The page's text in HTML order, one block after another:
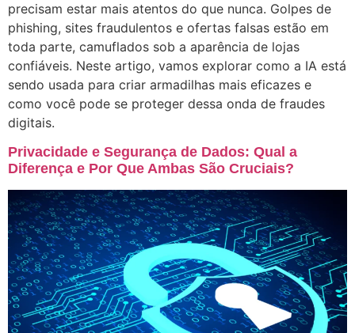
precisam estar mais atentos do que nunca. Golpes de
phishing, sites fraudulentos e ofertas falsas estão em
toda parte, camuflados sob a aparência de lojas
confiáveis. Neste artigo, vamos explorar como a IA está
sendo usada para criar armadilhas mais eficazes e
como você pode se proteger dessa onda de fraudes
digitais.
Privacidade e Segurança de Dados: Qual a
Diferença e Por Que Ambas São Cruciais?